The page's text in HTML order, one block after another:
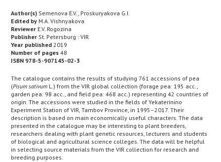
Author(s) Semenova E.V., Proskuryakova G.I.
Edited by M.A. Vishnyakova
Reviewer E.V. Rogozina
Publisher St. Petersburg : VIR
Year published 2019
Number of pages 48
ISBN 978-5-907145-02-3
The catalogue contains the results of studying 761 accessions of pea
(Pisum sativum L.) from the VIR global collection (forage pea: 195 acc.,
garden pea: 98 acc., and field pea: 468 acc.) representing 42 countries of
origin. The accessions were studied in the fields of Yekaterinino
Experiment Station of VIR, Tambov Province, in 1995–2017. Their
description is based on main economically useful characters. The data
presented in the catalogue may be interesting to plant breeders,
researchers dealing with plant genetic resources, lecturers and students
of biological and agricultural science colleges. The data will be helpful
in selecting source materials from the VIR collection for research and
breeding purposes.